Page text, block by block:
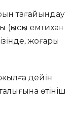
тағайындау
емтихан
жоғары
жылға дейін
өтініш